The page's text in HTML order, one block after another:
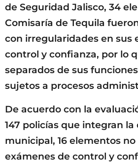
e
s
a
g
o
de Seguridad Jalisco, 34
Comisaría de Tequila
con irregularidades en sus
control y confianza, por lo
separados de sus
sujetos a procesos
De acuerdo con la
147 policías que integran la
municipal, 16 elementos
exámenes de control y